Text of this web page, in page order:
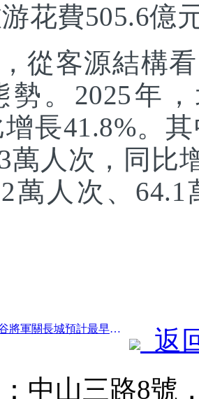
花費505.6億
從客源結構
勢。2025年
長41.8%。
萬人次，同比
萬人次、
前一篇：北京平谷將軍關長城預計最早于2026年底開門迎客
返
中山三路8號